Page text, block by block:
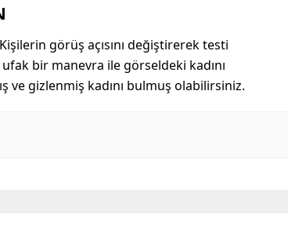
görüş açısını değiştirerek testi
bir manevra ile görseldeki kadını
ve gizlenmiş kadını bulmuş olabilirsiniz.